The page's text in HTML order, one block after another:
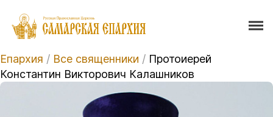
Епархия / Все священники / Протоиерей
Константин Викторович Калашников